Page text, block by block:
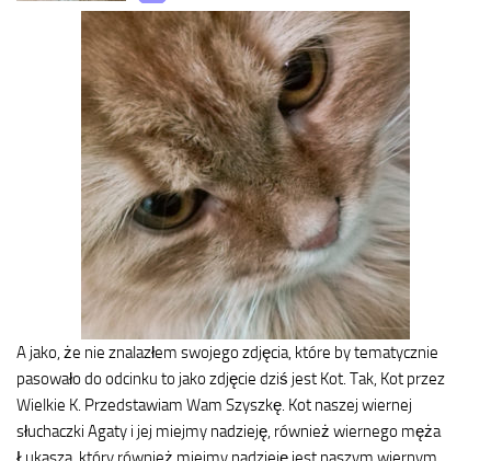
A jako, że nie znalazłem swojego zdjęcia, które by tematycznie
pasowało do odcinku to jako zdjęcie dziś jest Kot. Tak, Kot przez
Wielkie K. Przedstawiam Wam Szyszkę. Kot naszej wiernej
słuchaczki Agaty i jej miejmy nadzieję, również wiernego męża